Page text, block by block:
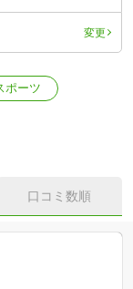
変更
ポーツ
口コミ数順